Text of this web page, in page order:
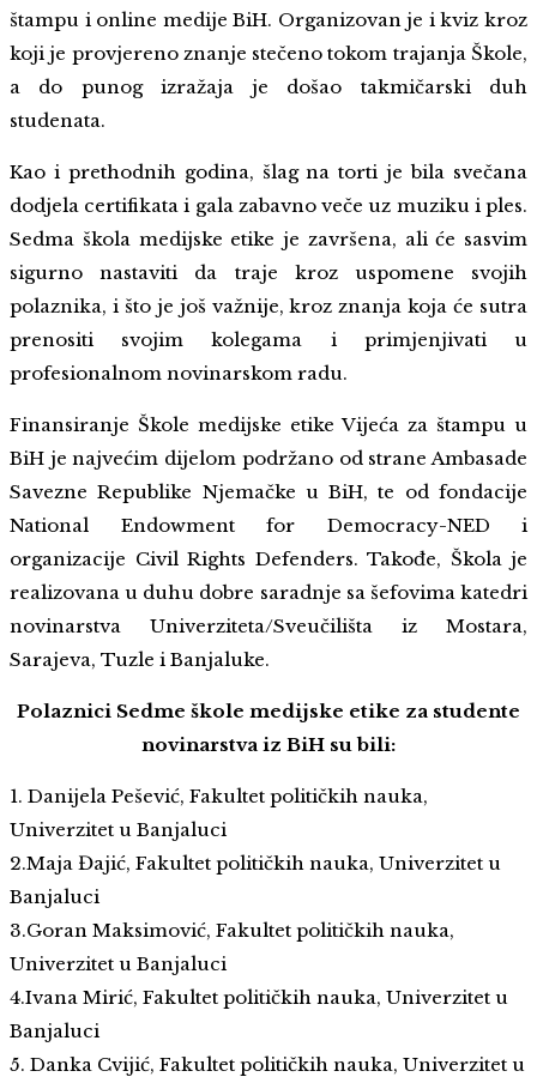
štampu i online medije BiH. Organizovan je i kviz kroz
koji je provjereno znanje stečeno tokom trajanja Škole,
a do punog izražaja je došao takmičarski duh
studenata.
Kao i prethodnih godina, šlag na torti je bila svečana
dodjela certifikata i gala zabavno veče uz muziku i ples.
Sedma škola medijske etike je završena, ali će sasvim
sigurno nastaviti da traje kroz uspomene svojih
polaznika, i što je još važnije, kroz znanja koja će sutra
prenositi svojim kolegama i primjenjivati u
profesionalnom novinarskom radu.
Finansiranje Škole medijske etike Vijeća za štampu u
BiH je najvećim dijelom podržano od strane Ambasade
Savezne Republike Njemačke u BiH, te od fondacije
National Endowment for Democracy-NED i
organizacije Civil Rights Defenders. Takođe, Škola je
realizovana u duhu dobre saradnje sa šefovima katedri
novinarstva Univerziteta/Sveučilišta iz Mostara,
Sarajeva, Tuzle i Banjaluke.
Polaznici Sedme škole medijske etike za studente
novinarstva iz BiH su bili:
1. Danijela Pešević, Fakultet političkih nauka,
Univerzitet u Banjaluci
2.Maja Đajić, Fakultet političkih nauka, Univerzitet u
Banjaluci
3.Goran Maksimović, Fakultet političkih nauka,
Univerzitet u Banjaluci
4.Ivana Mirić, Fakultet političkih nauka, Univerzitet u
Banjaluci
5. Danka Cvijić, Fakultet političkih nauka, Univerzitet u